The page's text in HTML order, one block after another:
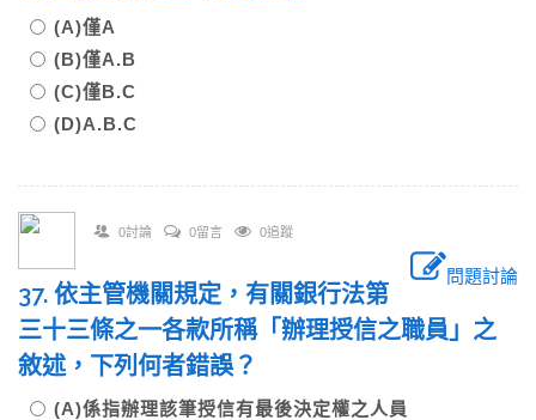
(A)僅A
(B)僅A.B
(C)僅B.C
(D)A.B.C
0討論 0留言 0追蹤
問題討論
37. 依主管機關規定，有關銀行法第
三十三條之一各款所稱「辦理授信之職員」之
敘述，下列何者錯誤？
(A)係指辦理該筆授信有最後決定權之人員